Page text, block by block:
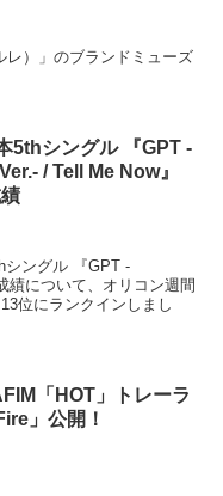
レ）」のブランドミューズ
5thシングル 『GPT -
/ Tell Me Now』
シングル 『GPT -
績について、オリコン週間
位にランクインしまし
「HOT」トレーラ
」公開！